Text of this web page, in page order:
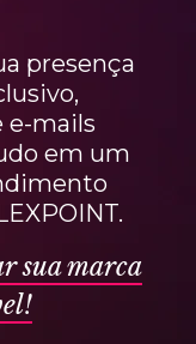
presença
e-mails
em um
sua marca